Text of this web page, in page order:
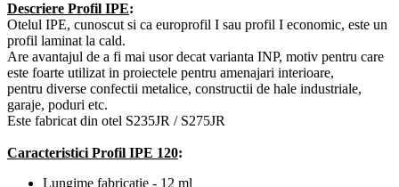
Descriere Profil IPE:
Otelul IPE, cunoscut si ca europrofil I sau profil I economic, este un
profil laminat la cald.
Are avantajul de a fi mai usor decat varianta INP, motiv pentru care
este foarte utilizat in proiectele pentru amenajari interioare,
pentru diverse confectii metalice, constructii de hale industriale,
garaje, poduri etc.
Este fabricat din otel S235JR / S275JR
Caracteristici Profil IPE 120:
Lungime fabricatie - 12 ml